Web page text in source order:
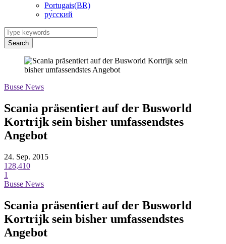
Portugais(BR)
ру́сский
Search
Busse News
Scania präsentiert auf der Busworld
Kortrijk sein bisher umfassendstes
Angebot
24. Sep. 2015
128,410
1
Busse News
Scania präsentiert auf der Busworld
Kortrijk sein bisher umfassendstes
Angebot